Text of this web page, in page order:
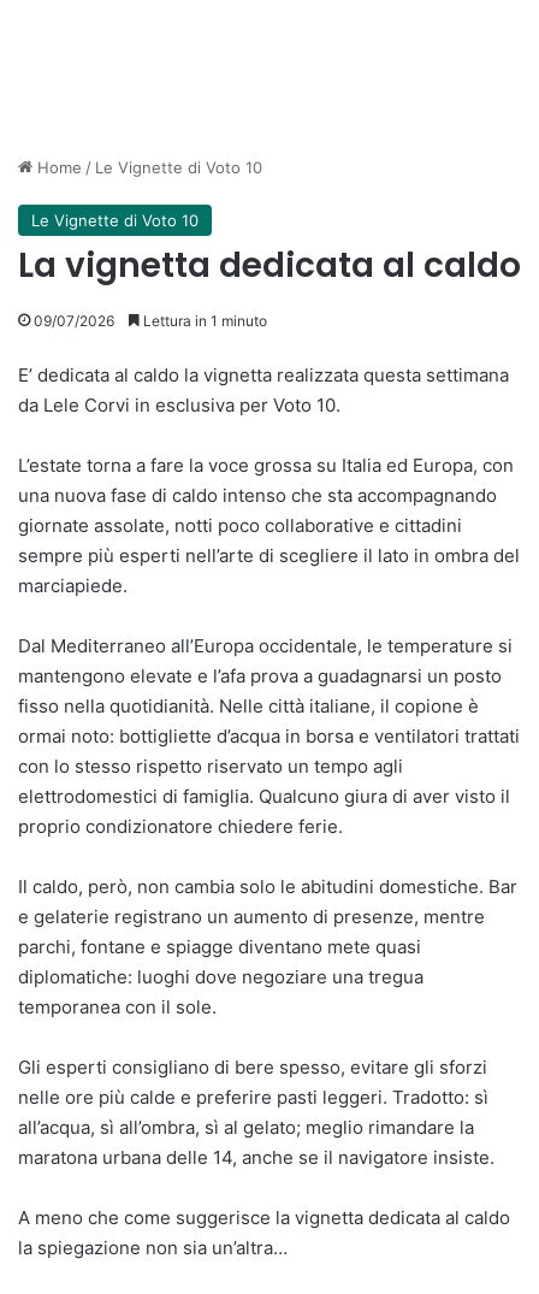
Home / Le Vignette di Voto 10
Le Vignette di Voto 10
La vignetta dedicata al caldo
09/07/2026 Lettura in 1 minuto
E’ dedicata al caldo la vignetta realizzata questa settimana
da Lele Corvi in esclusiva per Voto 10.
L’estate torna a fare la voce grossa su Italia ed Europa, con
una nuova fase di caldo intenso che sta accompagnando
giornate assolate, notti poco collaborative e cittadini
sempre più esperti nell’arte di scegliere il lato in ombra del
marciapiede.
Dal Mediterraneo all’Europa occidentale, le temperature si
mantengono elevate e l’afa prova a guadagnarsi un posto
fisso nella quotidianità. Nelle città italiane, il copione è
ormai noto: bottigliette d’acqua in borsa e ventilatori trattati
con lo stesso rispetto riservato un tempo agli
elettrodomestici di famiglia. Qualcuno giura di aver visto il
proprio condizionatore chiedere ferie.
Il caldo, però, non cambia solo le abitudini domestiche. Bar
e gelaterie registrano un aumento di presenze, mentre
parchi, fontane e spiagge diventano mete quasi
diplomatiche: luoghi dove negoziare una tregua
temporanea con il sole.
Gli esperti consigliano di bere spesso, evitare gli sforzi
nelle ore più calde e preferire pasti leggeri. Tradotto: sì
all’acqua, sì all’ombra, sì al gelato; meglio rimandare la
maratona urbana delle 14, anche se il navigatore insiste.
A meno che come suggerisce la vignetta dedicata al caldo
la spiegazione non sia un’altra…